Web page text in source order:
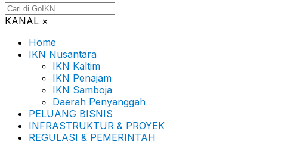
KANAL ×
Home
IKN Nusantara
IKN Kaltim
IKN Penajam
IKN Samboja
Daerah Penyanggah
PELUANG BISNIS
INFRASTRUKTUR & PROYEK
REGULASI & PEMERINTAH